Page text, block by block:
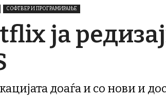
СОФТВЕР И ПРОГРАМИРАЊЕ
ја
доаѓа и со нови и